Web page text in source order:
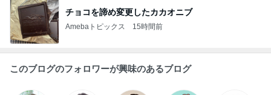
チョコを諦め変更したカカオニブ
Amebaトピックス 15時間前
このブログのフォロワーが興味のあるブログ